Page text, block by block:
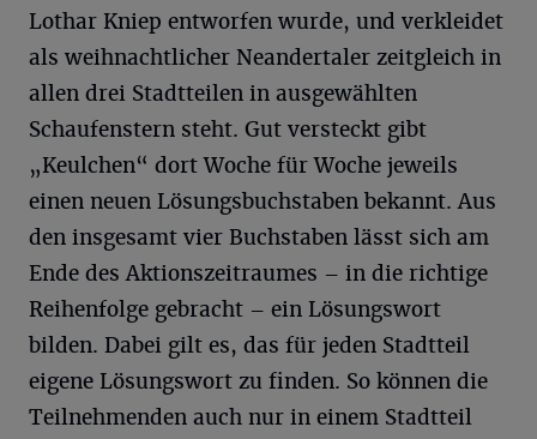
Lothar Kniep entworfen wurde, und verkleidet
als weihnachtlicher Neandertaler zeitgleich in
allen drei Stadtteilen in ausgewählten
Schaufenstern steht. Gut versteckt gibt
„Keulchen“ dort Woche für Woche jeweils
einen neuen Lösungsbuchstaben bekannt. Aus
den insgesamt vier Buchstaben lässt sich am
Ende des Aktionszeitraumes – in die richtige
Reihenfolge gebracht – ein Lösungswort
bilden. Dabei gilt es, das für jeden Stadtteil
eigene Lösungswort zu finden. So können die
Teilnehmenden auch nur in einem Stadtteil